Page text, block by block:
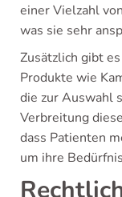
einer Vielzahl
was sie sehr
Zusätzlich gibt
Produkte wie
die zur Auswahl
Verbreitung
dass Patienten
um ihre